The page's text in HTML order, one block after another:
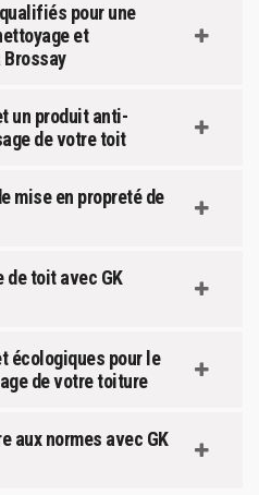
pour une
et
Brossay
un produit anti-
de votre toit
mise en propreté de
de toit avec GK
écologiques pour le
de votre toiture
aux normes avec GK